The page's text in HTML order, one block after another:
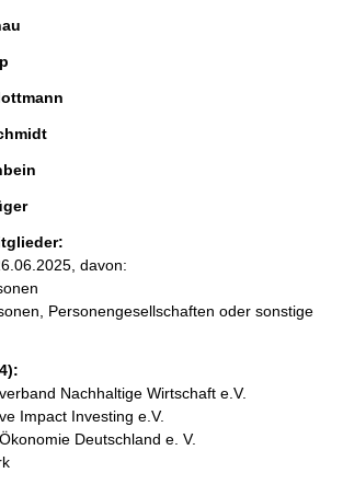
davon:
Personengesellschaften oder sonstige
Nachhaltige Wirtschaft e.V.
Impact Investing e.V.
Deutschland e. V.